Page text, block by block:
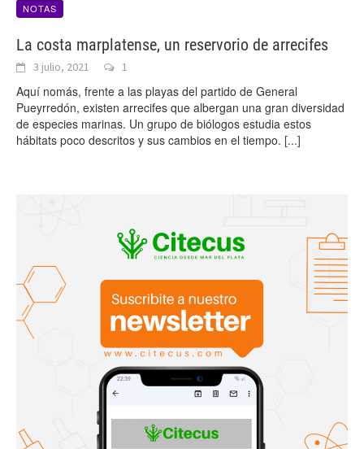
NOTAS
La costa marplatense, un reservorio de arrecifes
3 julio, 2021 1
Aquí nomás, frente a las playas del partido de General
Pueyrredón, existen arrecifes que albergan una gran diversidad
de especies marinas. Un grupo de biólogos estudia estos
hábitats poco descritos y sus cambios en el tiempo. [...]